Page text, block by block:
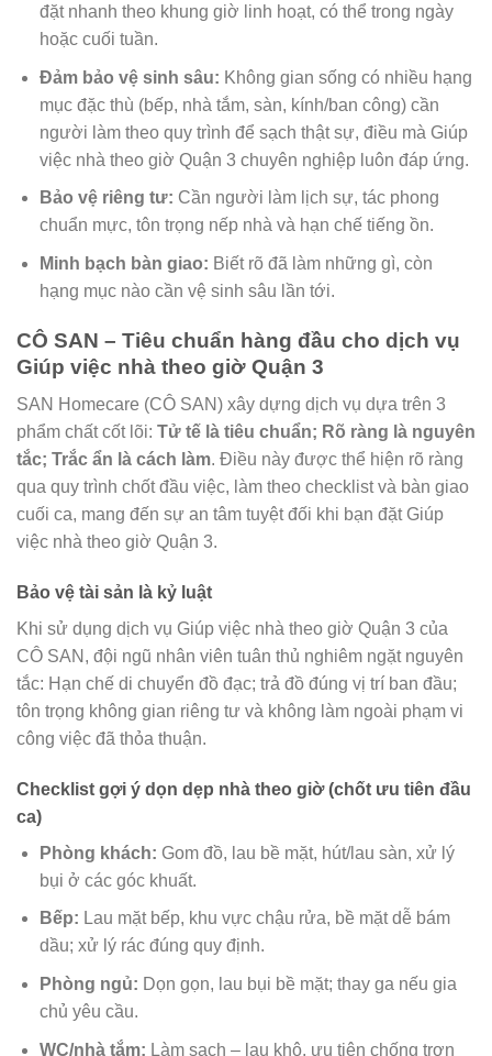
đặt nhanh theo khung giờ linh hoạt, có thể trong ngày
hoặc cuối tuần.
Đảm bảo vệ sinh sâu: Không gian sống có nhiều hạng
mục đặc thù (bếp, nhà tắm, sàn, kính/ban công) cần
người làm theo quy trình để sạch thật sự, điều mà Giúp
việc nhà theo giờ Quận 3 chuyên nghiệp luôn đáp ứng.
Bảo vệ riêng tư: Cần người làm lịch sự, tác phong
chuẩn mực, tôn trọng nếp nhà và hạn chế tiếng ồn.
Minh bạch bàn giao: Biết rõ đã làm những gì, còn
hạng mục nào cần vệ sinh sâu lần tới.
CÔ SAN – Tiêu chuẩn hàng đầu cho dịch vụ
Giúp việc nhà theo giờ Quận 3
SAN Homecare (CÔ SAN) xây dựng dịch vụ dựa trên 3
phẩm chất cốt lõi: Tử tế là tiêu chuẩn; Rõ ràng là nguyên
tắc; Trắc ẩn là cách làm. Điều này được thể hiện rõ ràng
qua quy trình chốt đầu việc, làm theo checklist và bàn giao
cuối ca, mang đến sự an tâm tuyệt đối khi bạn đặt Giúp
việc nhà theo giờ Quận 3.
Bảo vệ tài sản là kỷ luật
Khi sử dụng dịch vụ Giúp việc nhà theo giờ Quận 3 của
CÔ SAN, đội ngũ nhân viên tuân thủ nghiêm ngặt nguyên
tắc: Hạn chế di chuyển đồ đạc; trả đồ đúng vị trí ban đầu;
tôn trọng không gian riêng tư và không làm ngoài phạm vi
công việc đã thỏa thuận.
Checklist gợi ý dọn dẹp nhà theo giờ (chốt ưu tiên đầu
ca)
Phòng khách: Gom đồ, lau bề mặt, hút/lau sàn, xử lý
bụi ở các góc khuất.
Bếp: Lau mặt bếp, khu vực chậu rửa, bề mặt dễ bám
dầu; xử lý rác đúng quy định.
Phòng ngủ: Dọn gọn, lau bụi bề mặt; thay ga nếu gia
chủ yêu cầu.
WC/nhà tắm: Làm sạch – lau khô, ưu tiên chống trơn